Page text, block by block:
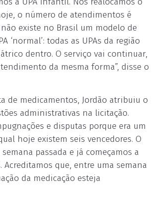
o número de atendimentos é
existe no Brasil um modelo de
‘normal’: todas as UPAs da região
dentro. O serviço vai continuar,
da mesma forma”, disse o
de medicamentos, Jordão atribuiu o
administrativas na licitação.
e disputas porque era um
hoje existem seis vencedores. O
passada e já começamos a
Acreditamos que, entre uma semana
da medicação esteja